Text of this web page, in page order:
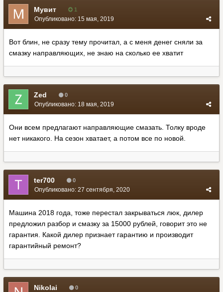
Мувит 1
Опубликовано: 15 мая, 2019
Вот блин, не сразу тему прочитал, а с меня денег сняли за
смазку направляющих, не знаю на сколько ее хватит
Zed 0
Опубликовано: 18 мая, 2019
Они всем предлагают направляющие смазать. Толку вроде
нет никакого. На сезон хватает, а потом все по новой.
ter700 0
Опубликовано: 27 сентября, 2020
Машина 2018 года, тоже перестал закрываться люк, дилер
предложил разбор и смазку за 15000 рублей, говорит это не
гарантия. Какой дилер признает гарантию и производит
гарантийный ремонт?
Nikolai 0